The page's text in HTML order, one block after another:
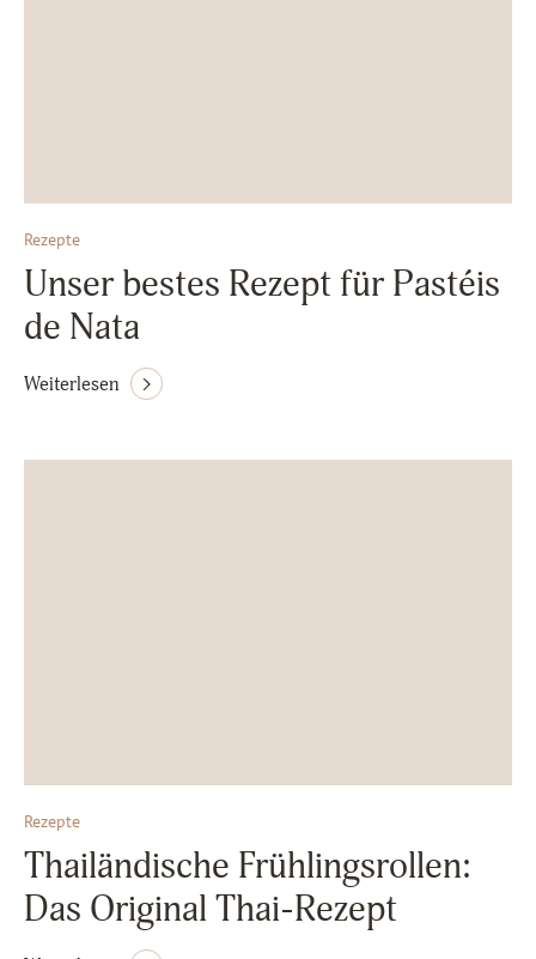
Rezepte
Unser bestes Rezept für Pastéis
de Nata
Weiterlesen
Rezepte
Thailändische Frühlingsrollen:
Das Original Thai-Rezept